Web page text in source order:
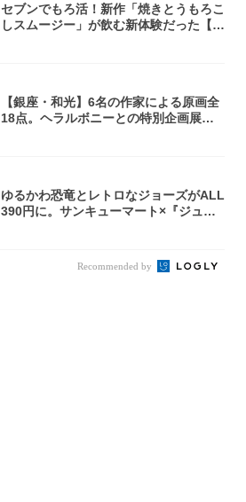
セブンでもろ活！新作「焼きとうもろこ
しスムージー」が飲む新体験だった【東
【銀座・和光】6名の作家による原画全
18点。ヘラルボニーとの特別企画展「G
ゆるかわ恐竜とレトロなジョーズがALL
390円に。サンキューマート×『ジュラ
Recommended by